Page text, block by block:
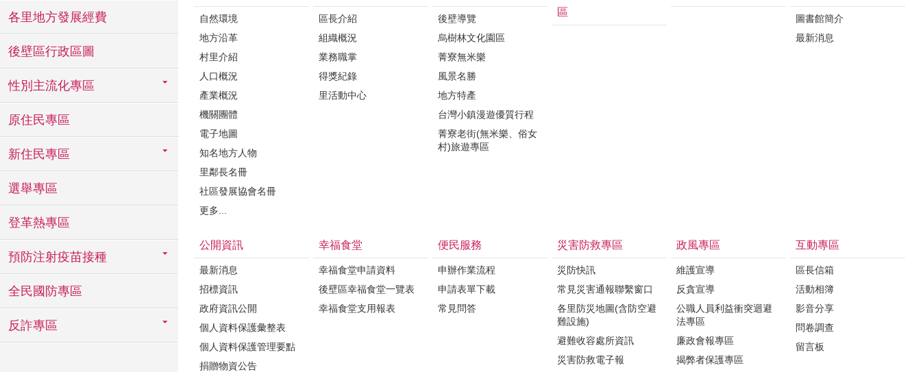
各里地方發展經費
後壁區行政區圖
性別主流化專區
原住民專區
新住民專區
選舉專區
登革熱專區
預防注射疫苗接種
全民國防專區
反詐專區
自然環境
地方沿革
村里介紹
人口概況
產業概況
機關團體
電子地圖
知名地方人物
里鄰長名冊
社區發展協會名冊
更多...
區長介紹
組織概況
業務職掌
得獎紀錄
里活動中心
後壁導覽
烏樹林文化園區
菁寮無米樂
風景名勝
地方特產
台灣小鎮漫遊優質行程
菁寮老街(無米樂、俗女
村)旅遊專區
區
圖書館簡介
最新消息
公開資訊
最新消息
招標資訊
政府資訊公開
個人資料保護彙整表
個人資料保護管理要點
捐贈物資公告
幸福食堂
幸福食堂申請資料
後壁區幸福食堂一覽表
幸福食堂支用報表
便民服務
申辦作業流程
申請表單下載
常見問答
災害防救專區
災防快訊
常見災害通報聯繫窗口
各里防災地圖(含防空避
難設施)
避難收容處所資訊
災害防救電子報
政風專區
維護宣導
反貪宣導
公職人員利益衝突迴避
法專區
廉政會報專區
揭弊者保護專區
互動專區
區長信箱
活動相簿
影音分享
問卷調查
留言板